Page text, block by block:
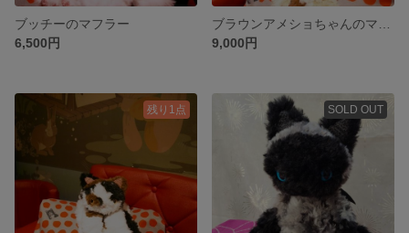
ブッチーのマフラー
6,500円
9,000円
残り1点 SOLD OUT